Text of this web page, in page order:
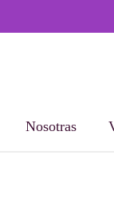
Nosotras